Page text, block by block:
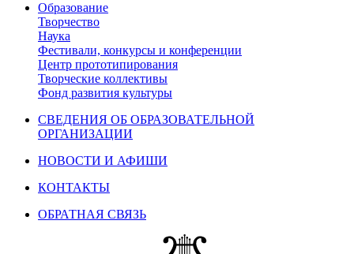
Образование
Творчество
Наука
Фестивали, конкурсы и конференции
Центр прототипирования
Творческие коллективы
Фонд развития культуры
СВЕДЕНИЯ ОБ ОБРАЗОВАТЕЛЬНОЙ
ОРГАНИЗАЦИИ
НОВОСТИ И АФИШИ
КОНТАКТЫ
ОБРАТНАЯ СВЯЗЬ